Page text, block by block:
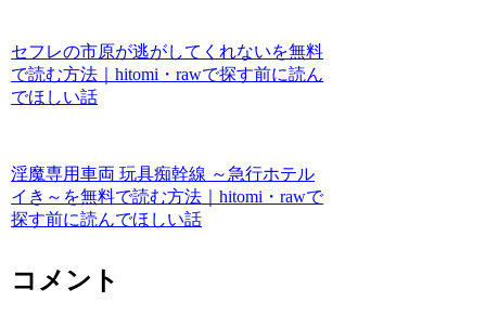
セフレの市原が逃がしてくれないを無料
で読む方法｜hitomi・rawで探す前に読ん
でほしい話
淫魔専用車両 玩具痴幹線 ～急行ホテル
イき～を無料で読む方法｜hitomi・rawで
探す前に読んでほしい話
コメント